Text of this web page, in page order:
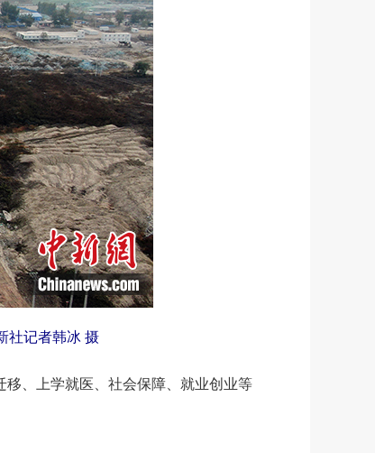
社记者韩冰 摄
、上学就医、社会保障、就业创业等